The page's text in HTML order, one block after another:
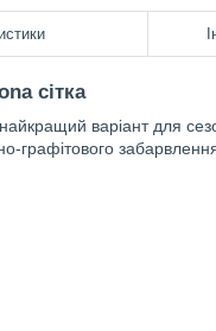
сітка
варіант для
графітового